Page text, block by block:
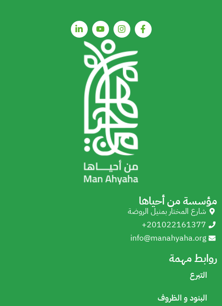
مؤسسة من أحياها
شارع المختار بمنيل الروضة
+201022161377
info@manahyaha.org
روابط مهمة
التبرع
البنود و الظروف